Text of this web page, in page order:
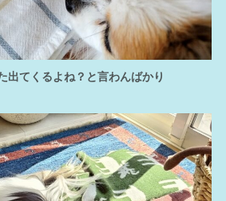
出てくるよね？と言わんばかり